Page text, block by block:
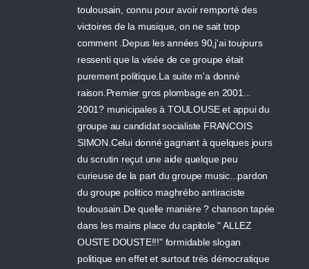
toulousain, connu pour avoir remporté des
victoires de la musique, on ne sait trop
comment .Depus les années 90,j'ai toujours
ressenti que la visée de ce groupe était
purement politique.La suite m'a donné
raison.Premier gros plombage en 2001...
2001? municipales à TOULOUSE et appui du
groupe au candidat socialiste FRANCOIS
SIMON.Celui donné gagnant à quelques jours
du scrutin reçut une aide quelque peu
curieuse de la part du groupe music...pardon
du groupe politico maghrébo antiraciste
toulousain.De quelle manière ? chanson tapée
dans les mains place du capitole " ALLEZ
OUSTE DOUSTE!!!" formidable slogan
politique en effet et surtout très démocratique